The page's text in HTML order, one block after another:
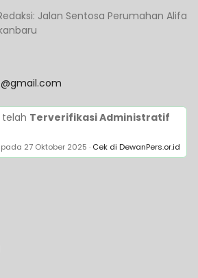
Jalan Sentosa Perumahan Alifa
Terverifikasi Administratif
27 Oktober 2025 · Cek di DewanPers.or.id